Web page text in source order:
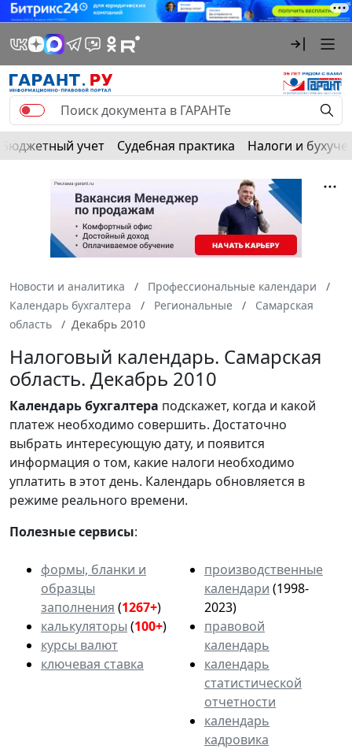
Бюджетный учет Судебная практика Налоги и
Новости и аналитика
Профессиональные календари
Календарь бухгалтера
Региональные
Самарская
область
Декабрь 2010
Налоговый календарь. Самарская
область. Декабрь 2010
Календарьбухгалтера подскажет, когда и какой
платеж необходимо совершить. Достаточно
выбрать интересующую дату, и появится
информация о том, какие налоги необходимо
уплатить в этот день. Календарь обновляется в
режиме реального времени.
Полезные сервисы:
формы, бланки и
образцы
заполнения (1267+)
калькуляторы (100+)
курсы валют
ключевая ставка
производственные
календари (1998-
2023)
правовой
календарь
календарь
статистической
отчетности
календарь
кадровика